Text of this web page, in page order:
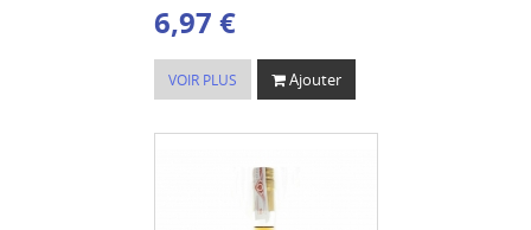
6,97 €
VOIR PLUS Ajouter